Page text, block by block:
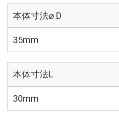
本体寸法⌀ D
35mm
本体寸法L
30mm